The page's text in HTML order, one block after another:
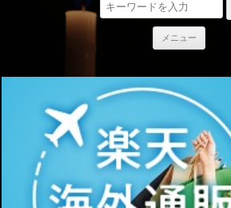
メニュー
ス
キ
ッ
プ